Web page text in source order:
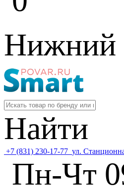
Нижний
Найти
+7 (831) 230-17-77 ул.
Пн-Чт